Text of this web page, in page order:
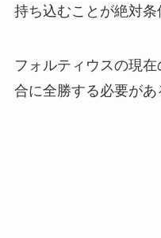
持ち込むことが絶対条
フォルティウスの現
合に全勝する必要があ